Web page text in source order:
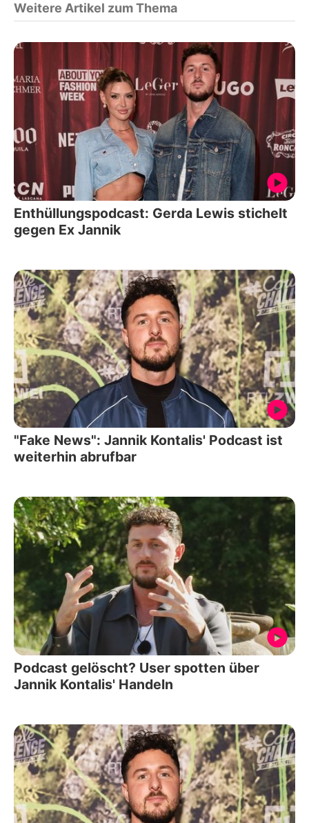
Weitere Artikel zum Thema
Enthüllungspodcast: Gerda Lewis stichelt
gegen Ex Jannik
"Fake News": Jannik Kontalis' Podcast ist
weiterhin abrufbar
Podcast gelöscht? User spotten über
Jannik Kontalis' Handeln